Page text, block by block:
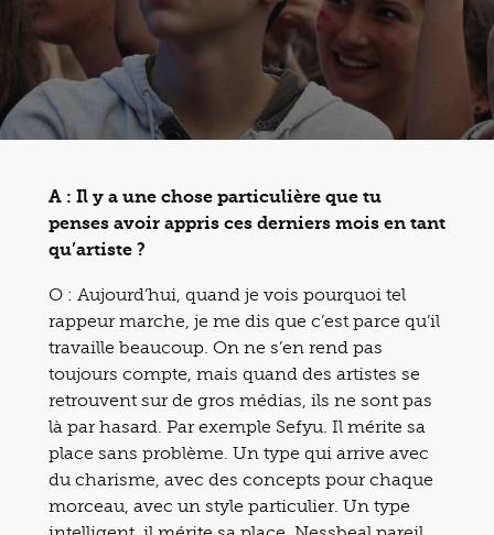
A : Il y a une chose particulière que tu
penses avoir appris ces derniers mois en tant
qu’artiste ?
O : Aujourd’hui, quand je vois pourquoi tel
rappeur marche, je me dis que c’est parce qu’il
travaille beaucoup. On ne s’en rend pas
toujours compte, mais quand des artistes se
retrouvent sur de gros médias, ils ne sont pas
là par hasard. Par exemple Sefyu. Il mérite sa
place sans problème. Un type qui arrive avec
du charisme, avec des concepts pour chaque
morceau, avec un style particulier. Un type